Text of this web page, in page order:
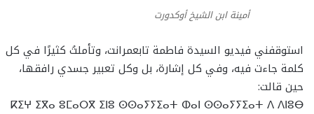
أمينة ابن الشيخ أوكدورت
استوقفني فيديو السيدة فاطمة تابعمرانت، وتأملتُ كثيرًا في كل
كلمة جاءت فيه، وفي كل إشارة، بل وكل تعبير جسدي رافقها،
حين قالت:
ⴽⵉⵖ ⵉⴳⴰ ⵓⵎⴰⵔⴳ ⵉⵏⵓ ⵙⵙⴰⵢⵢⵉⴰⵜ ⵀⴰⵏ ⵙⵙⴰⵢⵢⵉⴰⵜ ⴷ ⴷⵏⵓⴱ